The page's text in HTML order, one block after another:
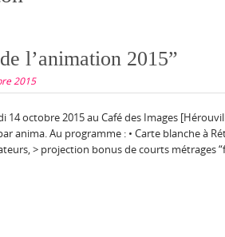
l’animation 2015”
2015
14 octobre 2015 au Café des Images
anima. Au programme : • Carte blanche à
> projection bonus de courts métrages